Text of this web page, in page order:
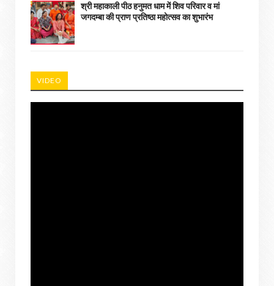
श्री महाकाली पीठ हनुमत धाम में शिव परिवार व मां
जगदम्बा की प्राण प्रतिष्ठा महोत्सव का शुभारंभ
VIDEO